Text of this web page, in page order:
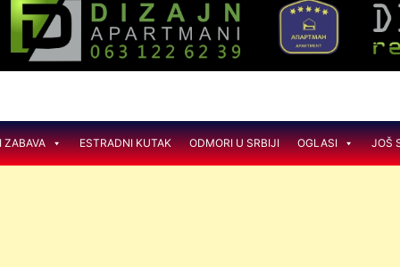
ZABAVA ESTRADNI KUTAK ODMORI U SRBIJI OGLASI JOŠ